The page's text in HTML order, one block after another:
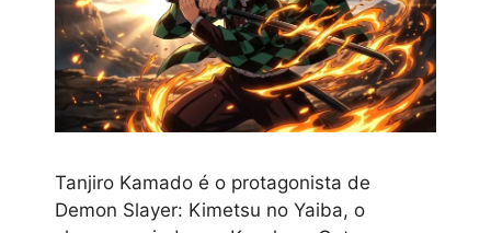
Tanjiro Kamado é o protagonista de
Demon Slayer: Kimetsu no Yaiba, o